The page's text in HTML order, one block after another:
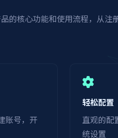
的核心功能和使用流程，从注
账号，开
轻松配置
直观的配
统设置